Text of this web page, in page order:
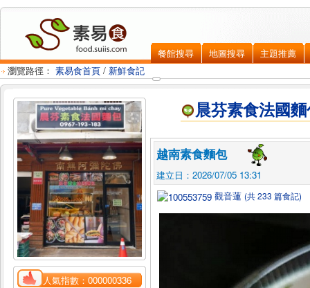
餐館搜尋 地圖搜尋
主題推薦
瀏覽路徑： 素易食首頁 / 新鮮食記
人氣指數：000000336
晨芬素食法國
越南素食麵包
建立日：2026/07/05 13:31
觀音蓮 (共 233 篇食記)